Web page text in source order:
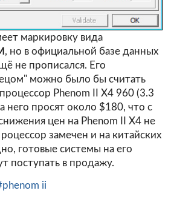
маркировку вида
, но в официальной базе данных
не прописался. Его
можно было бы считать
Phenom II X4 960 (3.3
него просят около $180, что с
цен на Phenom II X4 не
замечен и на китайских
готовые системы на его
поступать в продажу.
ii